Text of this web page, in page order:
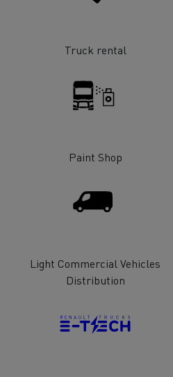
Truck rental
Paint Shop
Light Commercial Vehicles
Distribution